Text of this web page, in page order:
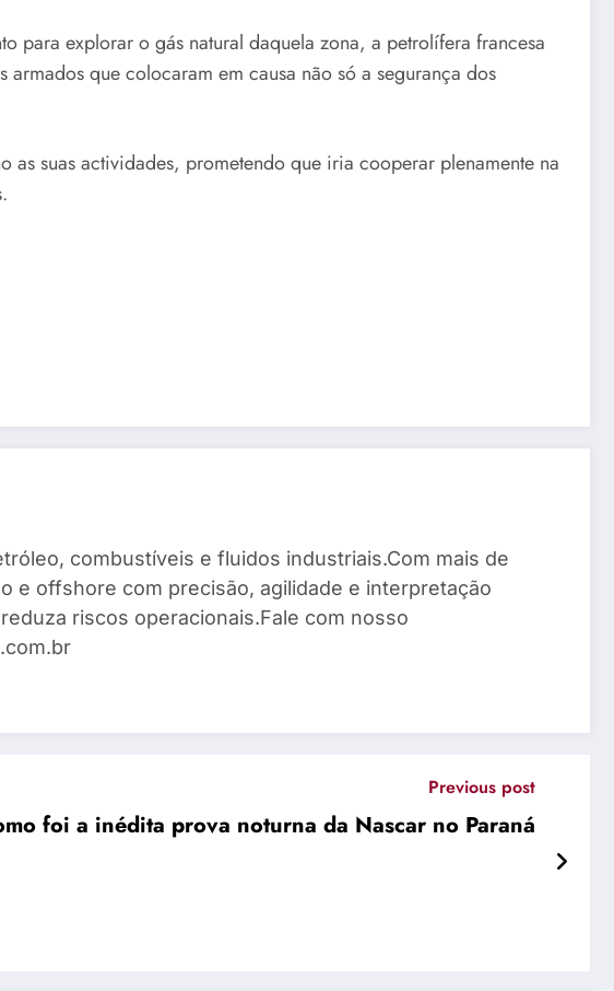
para explorar o gás natural daquela zona, a petrolífera francesa
que colocaram em causa não só a segurança dos
as suas actividades, prometendo que iria cooperar plenamente na
combustíveis e fluidos industriais.Com mais de
e offshore com precisão, agilidade e interpretação
riscos operacionais.Fale com nosso
Previous post
foi a inédita prova noturna da Nascar no Paraná